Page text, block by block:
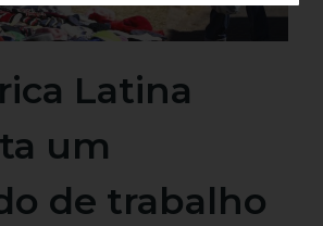
Latina
um
de trabalho